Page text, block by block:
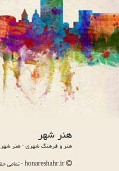
هنر شهر
هنر و فرهنگ شهری - هنر